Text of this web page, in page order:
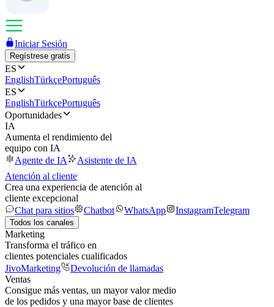
Iniciar Sesión
Regístrese gratis
ES
EnglishTürkçePortuguês
ES
EnglishTürkçePortuguês
Oportunidades
IA
Aumenta el rendimiento del
equipo con IA
Agente de IA
Asistente de IA
Atención al cliente
Crea una experiencia de atención al
cliente excepcional
Chat para sitios
Chatbot WhatsApp InstagramTelegram
Todos los canales
Marketing
Transforma el tráfico en
clientes potenciales cualificados
JivoMarketing
Devolución de llamadas
Ventas
Consigue más ventas, un mayor valor medio
de los pedidos y una mayor base de clientes